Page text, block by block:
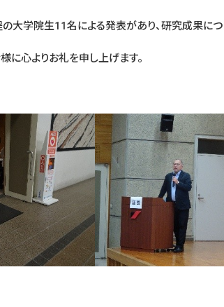
大学院生11名による発表があり、研究成果に
に心よりお礼を申し上げます。